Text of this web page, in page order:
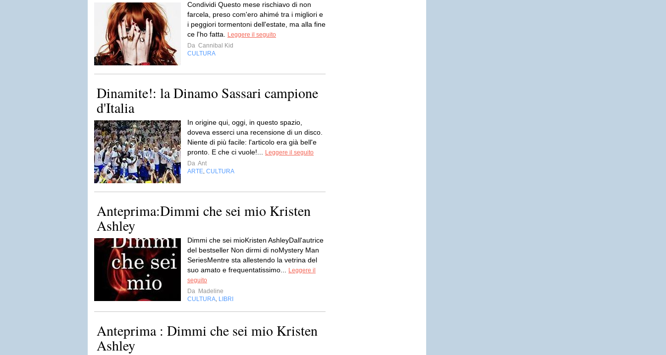
Condividi Questo mese rischiavo di non
farcela, preso com'ero ahimé tra i migliori e
i peggiori tormentoni dell'estate, ma alla fine
ce l'ho fatta.
Leggere il seguito
Da Cannibal Kid
CULTURA
Dinamite!: la Dinamo Sassari campione
d'Italia
In origine qui, oggi, in questo spazio,
doveva esserci una recensione di un disco.
Niente di più facile: l'articolo era già bell'e
pronto. E che ci vuole!...
Leggere il seguito
Da Ant
ARTE CULTURA
Anteprima:Dimmi che sei mio Kristen
Ashley
Dimmi che sei mioKristen AshleyDall'autrice
del bestseller Non dirmi di noMystery Man
SeriesMentre sta allestendo la vetrina del
suo amato e frequentatissimo...
Leggere il
seguito
Da Madeline
CULTURA LIBRI
Anteprima : Dimmi che sei mio Kristen
Ashley